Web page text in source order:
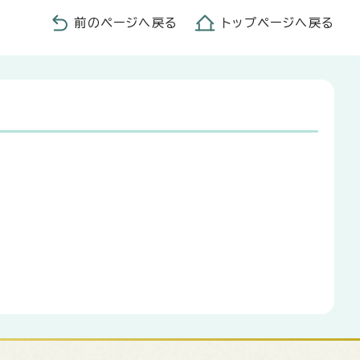
前のページへ戻る トップページへ戻る